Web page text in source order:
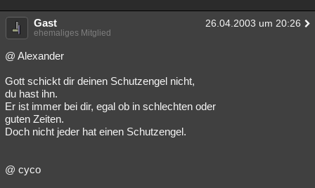
Gast 26.04.2003 um 20:26
ehemaliges Mitglied
@ Alexander
Gott schickt dir deinen Schutzengel nicht,
du hast ihn.
Er ist immer bei dir, egal ob in schlechten oder
guten Zeiten.
Doch nicht jeder hat einen Schutzengel.
@ cyco